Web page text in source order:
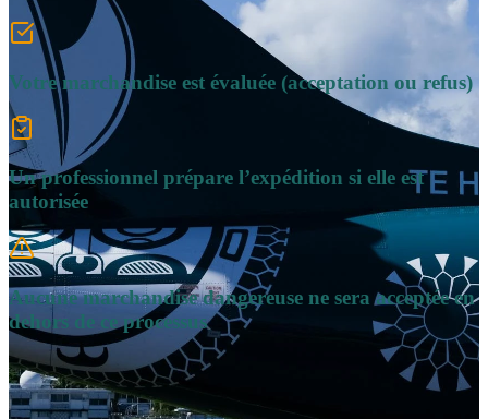
Votre marchandise est évaluée (acceptation ou refus)
Un professionnel prépare l’expédition si elle est
autorisée
Aucune marchandise dangereuse ne sera acceptée en
dehors de ce processus